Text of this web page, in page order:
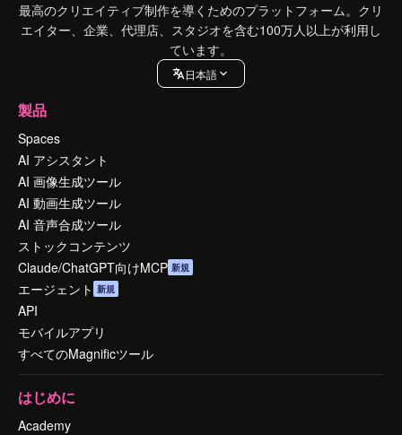
最高のクリエイティブ制作を導くためのプラットフォーム。クリ
エイター、企業、代理店、スタジオを含む100万人以上が利用し
ています。
日本語
製品
Spaces
AI アシスタント
AI 画像生成ツール
AI 動画生成ツール
AI 音声合成ツール
ストックコンテンツ
Claude/ChatGPT向けMCP 新規
エージェント 新規
API
モバイルアプリ
すべてのMagnificツール
はじめに
Academy